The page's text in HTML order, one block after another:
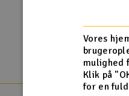
tilbehør
Vores
mulighed
Klik på
for en